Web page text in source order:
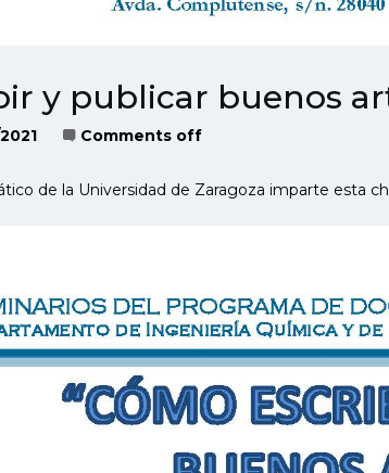
y publicar buenos
Comments off
de la Universidad de Zaragoza imparte esta